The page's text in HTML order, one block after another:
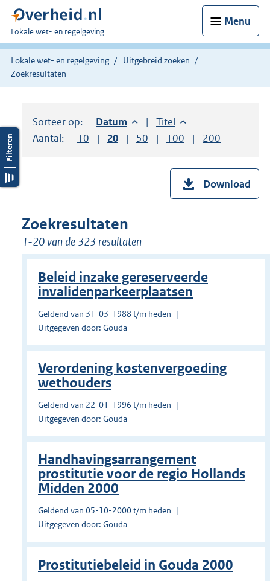
Menu
U
bent
hier:
Lokale wet- en regelgeving
Lokale wet- en regelgeving
Uitgebreid zoeken
Zoekresultaten
Sorteer op: Sorteer op:
Datum aflopendSorteer op:
Titel oplopend
Aantal:
Toon
10 resultaten per pagina
Toon
20 resultaten per pagina
Toon
50 resultaten per pagina
Toon
100 resultaten per
Toon
200
Download
Zoekresultaten
1-20 van de 323 resultaten
Beleid inzake gereserveerde
invalidenparkeerplaatsen
Geldend van 31-03-1988 t/m heden
Uitgegeven door: Gouda
Verordening kostenvergoeding
wethouders
Geldend van 22-01-1996 t/m heden
Uitgegeven door: Gouda
Handhavingsarrangement
prostitutie voor de regio Hollands
Midden 2000
Geldend van 05-10-2000 t/m heden
Uitgegeven door: Gouda
Prostitutiebeleid in Gouda 2000